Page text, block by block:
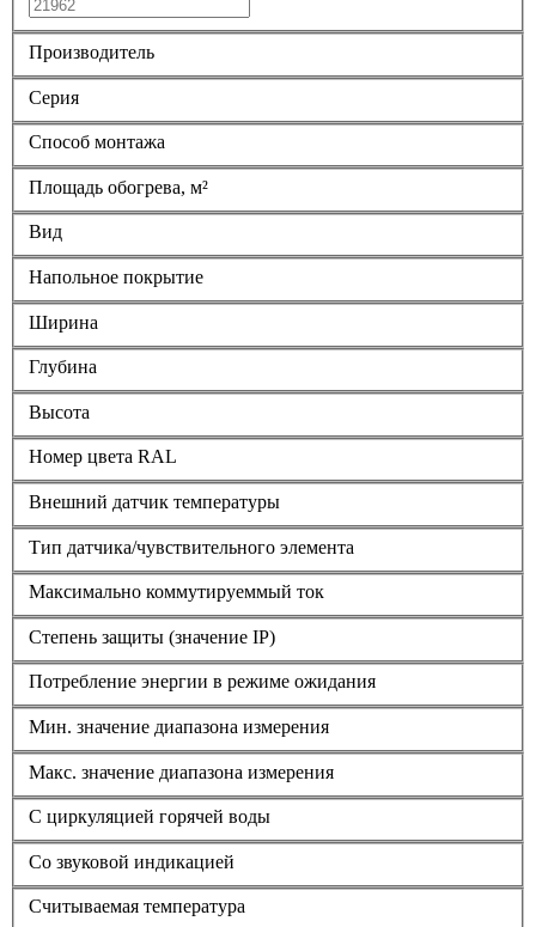
Производитель
Серия
Способ монтажа
Площадь обогрева, м²
Вид
Напольное покрытие
Ширина
Глубина
Высота
Номер цвета RAL
Внешний датчик температуры
Тип датчика/чувствительного элемента
Максимально коммутируеммый ток
Степень защиты (значение IP)
Потребление энергии в режиме ожидания
Мин. значение диапазона измерения
Макс. значение диапазона измерения
С циркуляцией горячей воды
Со звуковой индикацией
Считываемая температура